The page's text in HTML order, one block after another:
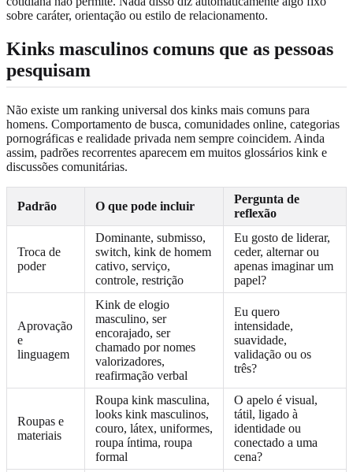
sobre caráter, orientação ou estilo de relacionamento.
Kinks masculinos comuns que as pessoas
pesquisam
Não existe um ranking universal dos kinks mais comuns para
homens. Comportamento de busca, comunidades online, categorias
pornográficas e realidade privada nem sempre coincidem. Ainda
assim, padrões recorrentes aparecem em muitos glossários kink e
discussões comunitárias.
Padrão O que pode incluir
Pergunta de
reflexão
Troca de
poder
Dominante, submisso,
switch, kink de homem
cativo, serviço,
controle, restrição
Eu gosto de liderar,
ceder, alternar ou
apenas imaginar um
papel?
Aprovação
e
linguagem
Kink de elogio
masculino, ser
encorajado, ser
chamado por nomes
valorizadores,
reafirmação verbal
Eu quero
intensidade,
suavidade,
validação ou os
três?
Roupas e
materiais
Roupa kink masculina,
looks kink masculinos,
couro, látex, uniformes,
roupa íntima, roupa
formal
O apelo é visual,
tátil, ligado à
identidade ou
conectado a uma
cena?